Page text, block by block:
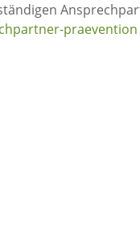
praevention